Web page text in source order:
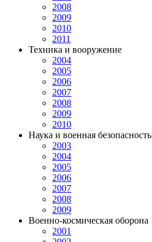
2008
2009
2010
2011
Техника и вооружение
2004
2005
2006
2007
2008
2009
2010
Наука и военная безопасность
2003
2004
2005
2006
2007
2008
2009
Военно-космическая оборона
2001